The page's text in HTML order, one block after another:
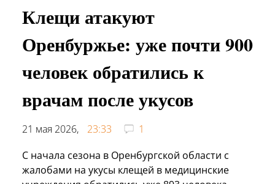
Клещи атакуют
Оренбуржье: уже почти 900
человек обратились к
врачам после укусов
21 мая 2026, 23:33
1
С начала сезона в Оренбургской области с
жалобами на укусы клещей в медицинские